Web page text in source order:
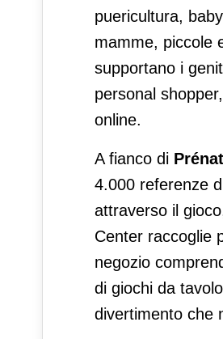
puericultura,
mamme, piccole
supportano i
personal
online.
A fianco di
4.000 referenze
attraverso il
Center raccoglie
negozio
di giochi da
divertimento che